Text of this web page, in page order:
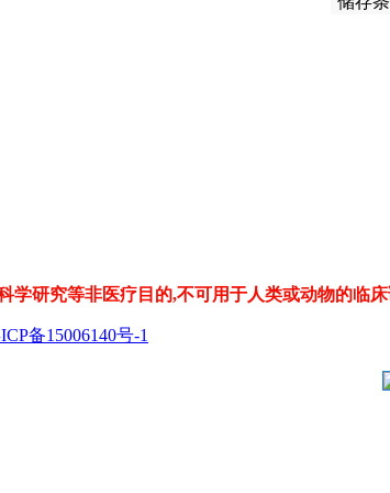
研究等非医疗目的,不可用于人类或动物的临床
备15006140号-1